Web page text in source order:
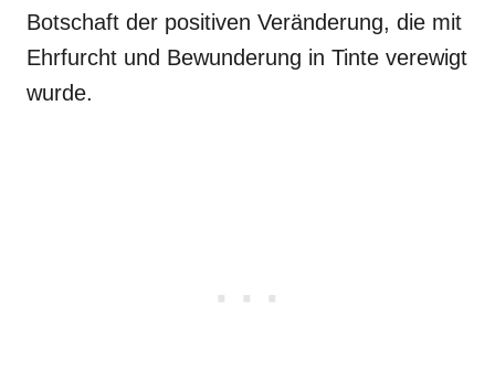
Botschaft der positiven Veränderung, die mit
Ehrfurcht und Bewunderung in Tinte verewigt
wurde.